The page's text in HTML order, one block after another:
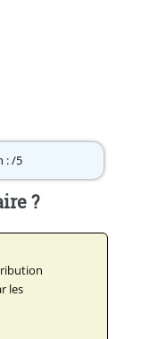
: /5
?
les